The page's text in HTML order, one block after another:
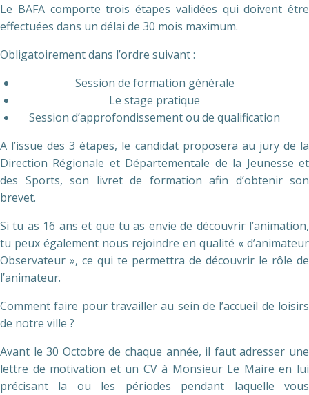
Le BAFA comporte trois étapes validées qui doivent être
effectuées dans un délai de 30 mois maximum.
Obligatoirement dans l’ordre suivant :
Session de formation générale
Le stage pratique
Session d’approfondissement ou de qualification
A l’issue des 3 étapes, le candidat proposera au jury de la
Direction Régionale et Départementale de la Jeunesse et
des Sports, son livret de formation afin d’obtenir son
brevet.
Si tu as 16 ans et que tu as envie de découvrir l’animation,
tu peux également nous rejoindre en qualité « d’animateur
Observateur », ce qui te permettra de découvrir le rôle de
l’animateur.
Comment faire pour travailler au sein de l’accueil de loisirs
de notre ville ?
Avant le 30 Octobre de chaque année, il faut adresser une
lettre de motivation et un CV à Monsieur Le Maire en lui
précisant la ou les périodes pendant laquelle vous